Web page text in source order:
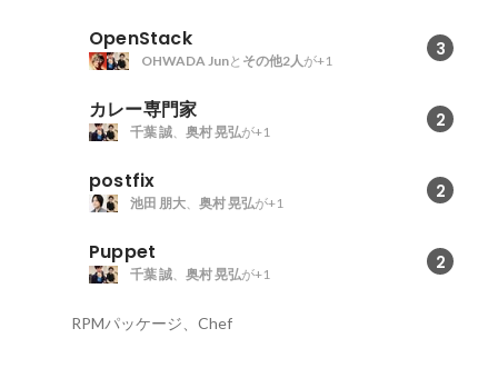
OpenStack 3
OHWADA Junと その他2人が+1
カレー専門家 2
千葉 誠、 奥村 晃弘が+1
postfix 2
池田 朋大、 奥村 晃弘が+1
Puppet 2
千葉 誠、 奥村 晃弘が+1
RPMパッケージ、Chef